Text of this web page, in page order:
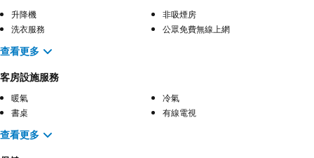
升降機
非吸煙房
洗衣服務
公眾免費無線上網
查看更多
客房設施服務
暖氣
冷氣
書桌
有線電視
查看更多